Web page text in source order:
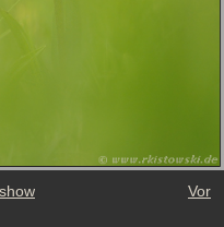
Vor